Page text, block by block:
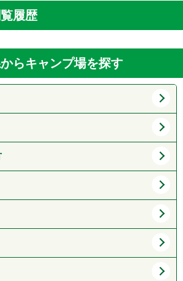
履歴
らキャンプ場を探す